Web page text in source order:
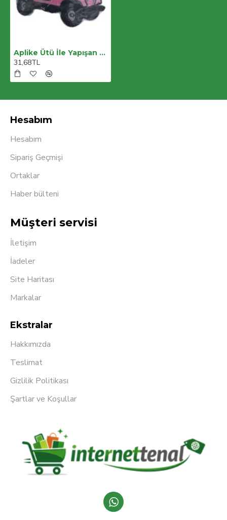
Aplike Ütü İle Yapışan Jeep Pembe Arma 2,5x3 Cm
31,68TL
Hesabım
Hesabım
Sipariş Geçmişi
Ortaklar
Haber bülteni
Müşteri servisi
İletişim
İadeler
Site Haritası
Markalar
Ekstralar
Hakkımızda
Teslimat
Gizlilik Politikası
Şartlar ve Koşullar